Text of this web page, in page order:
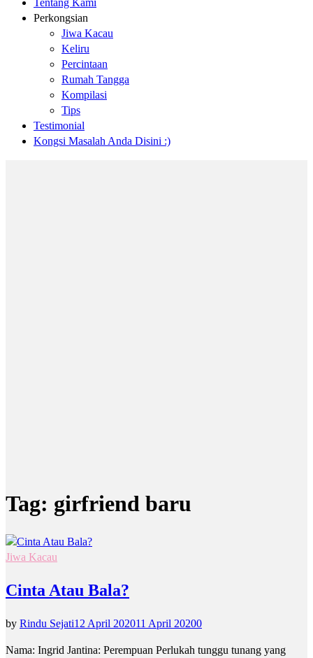
Tentang Kami
Perkongsian
Jiwa Kacau
Keliru
Percintaan
Rumah Tangga
Kompilasi
Tips
Testimonial
Kongsi Masalah Anda Disini :)
Tag: girfriend baru
Jiwa Kacau
Cinta Atau Bala?
by Rindu Sejati12 April 202011 April 20200
Nama: Ingrid Jantina: Perempuan Perlukah tunggu tunang yang